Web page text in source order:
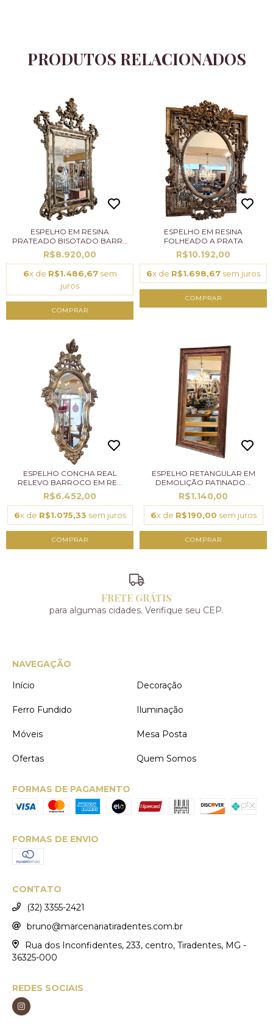
PRODUTOS RELACIONADOS
ESPELHO EM RESINA
PRATEADO BISOTADO BARR...
R$8.920,00
6x de R$1.486,67sem
juros
ESPELHO EM RESINA
FOLHEADO A PRATA
R$10.192,00
6x de R$1.698,67 sem juros
ESPELHO CONCHA REAL
RELEVO BARROCO EM RE...
R$6.452,00
6x de R$1.075,33 sem juros
ESPELHO RETANGULAR EM
DEMOLIÇÃO PATINADO...
R$1.140,00
6x de R$190,00 sem juros
FRETE GRÁTIS
para algumas cidades. Verifique seu CEP.
NAVEGAÇÃO
Início
Decoração
Ferro Fundido Iluminação
Móveis Mesa Posta
Ofertas Quem Somos
FORMAS DE PAGAMENTO
FORMAS DE ENVIO
CONTATO
(32) 3355-2421
bruno@marcenariatiradentes.com.br
Rua dos Inconfidentes, 233, centro, Tiradentes, MG -
36325-000
REDES SOCIAIS